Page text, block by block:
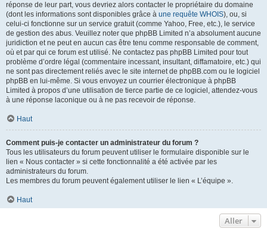
réponse de leur part, vous devriez alors contacter le propriétaire du domaine
(dont les informations sont disponibles grâce à une requête WHOIS), ou, si
celui-ci fonctionne sur un service gratuit (comme Yahoo, Free, etc.), le service
de gestion des abus. Veuillez noter que phpBB Limited n’a absolument aucune
juridiction et ne peut en aucun cas être tenu comme responsable de comment,
où et par qui ce forum est utilisé. Ne contactez pas phpBB Limited pour tout
problème d’ordre légal (commentaire incessant, insultant, diffamatoire, etc.) qui
ne sont pas directement reliés avec le site internet de phpBB.com ou le logiciel
phpBB en lui-même. Si vous envoyez un courrier électronique à phpBB
Limited à propos d’une utilisation de tierce partie de ce logiciel, attendez-vous
à une réponse laconique ou à ne pas recevoir de réponse.
Haut
Comment puis-je contacter un administrateur du forum ?
Tous les utilisateurs du forum peuvent utiliser le formulaire disponible sur le
lien « Nous contacter » si cette fonctionnalité a été activée par les
administrateurs du forum.
Les membres du forum peuvent également utiliser le lien « L’équipe ».
Haut
Aller